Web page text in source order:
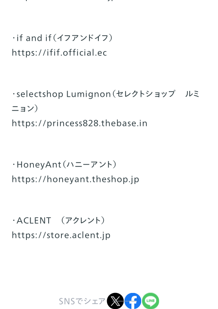
・if and if（イフアンドイフ）
https://ifif.official.ec
・selectshop Lumignon（セレクトショップ ルミ
ニョン）
https://princess828.thebase.in
・HoneyAnt（ハニーアント）
https://honeyant.theshop.jp
・ACLENT （アクレント）
https://store.aclent.jp
SNSでシェア